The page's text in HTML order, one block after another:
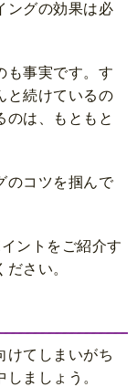
ングの効果は必
も事実です。す
と続けているの
のは、もともと
のコツを掴んで
ントをご紹介す
さい。
けてしまいがち
ましょう。